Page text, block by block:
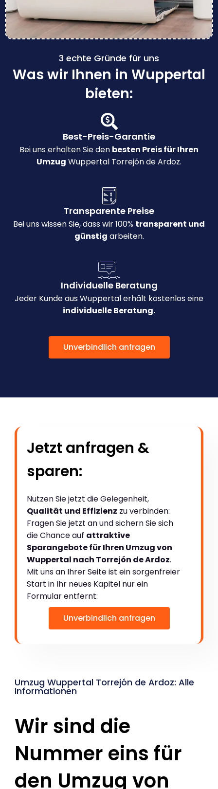
3 echte Gründe für uns
Was wir Ihnen in Wuppertal
bieten:
Best-Preis-Garantie
Bei uns erhalten Sie den besten Preis für Ihren
Umzug Wuppertal Torrejón de Ardoz.
Transparente Preise
Bei uns wissen Sie, dass wir 100% transparent und
günstig arbeiten.
Individuelle Beratung
Jeder Kunde aus Wuppertal erhält kostenlos eine
individuelle Beratung.
Unverbindlich anfragen
Jetzt anfragen &
sparen:
Nutzen Sie jetzt die Gelegenheit,
Qualität und Effizienz zu verbinden:
Fragen Sie jetzt an und sichern Sie sich
die Chance auf attraktive
Sparangebote für Ihren Umzug von
Wuppertal nach Torrejón de Ardoz.
Mit uns an Ihrer Seite ist ein sorgenfreier
Start in Ihr neues Kapitel nur ein
Formular entfernt:
Unverbindlich anfragen
Umzug Wuppertal Torrejón de Ardoz: Alle
Informationen
Wir sind die
Nummer eins für
den Umzug von